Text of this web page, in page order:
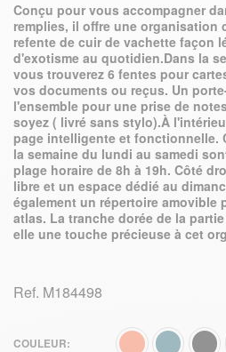
Conçu pour vous accompagner
remplies, il offre une organisation
refente de cuir de vachette façon
d'exotisme au quotidien.Dans la
vous trouverez 6 fentes pour
vos documents ou reçus. Un
l'ensemble pour une prise de
soyez ( livré sans stylo).À
page intelligente et fonctionnelle.
la semaine du lundi au samedi
plage horaire de 8h à 19h. Côté
libre et un espace dédié au
également un répertoire amovible
atlas. La tranche dorée de la
elle une touche précieuse à cet
Ref. M184498
COULEUR